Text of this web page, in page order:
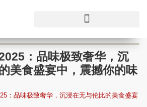
：品味极致奢华，沉
美食盛宴中，震撼你的味
：品味极致奢华，沉浸在无与伦比的美食盛宴